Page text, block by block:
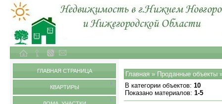
ГЛАВНАЯ СТРАНИЦА
КВАРТИРЫ
Главная » Проданные объекты
В категории объектов: 10
Показано материалов: 1-5